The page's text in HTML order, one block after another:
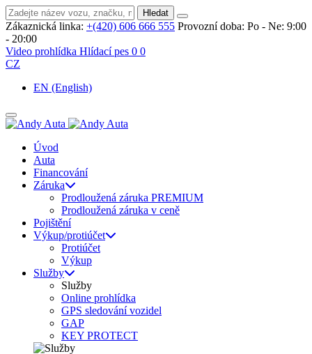
Hledat
Zákaznická linka: +(420) 606 666 555 Provozní doba: Po - Ne: 9:00
- 20:00
Video prohlídka Hlídací pes 0 0
CZ
EN (English)
Úvod
Auta
Financování
Záruka
Prodloužená záruka PREMIUM
Prodloužená záruka v ceně
Pojištění
Výkup/protiúčet
Protiúčet
Výkup
Služby
Služby
Online prohlídka
GPS sledování vozidel
GAP
KEY PROTECT